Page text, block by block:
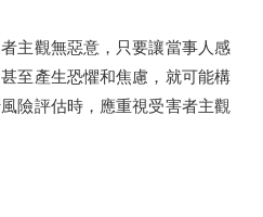
主觀無惡意，只要讓當事人感
至產生恐懼和焦慮，就可能構
險評估時，應重視受害者主觀